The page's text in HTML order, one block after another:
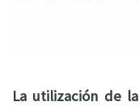
La utilización de la